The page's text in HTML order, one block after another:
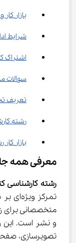
بازار
شرایط
اشتراک
سوالات
تعریف
رشته
بازار
معرفی همه
رشته کارشناسی
تمرکز
و نشر است. این